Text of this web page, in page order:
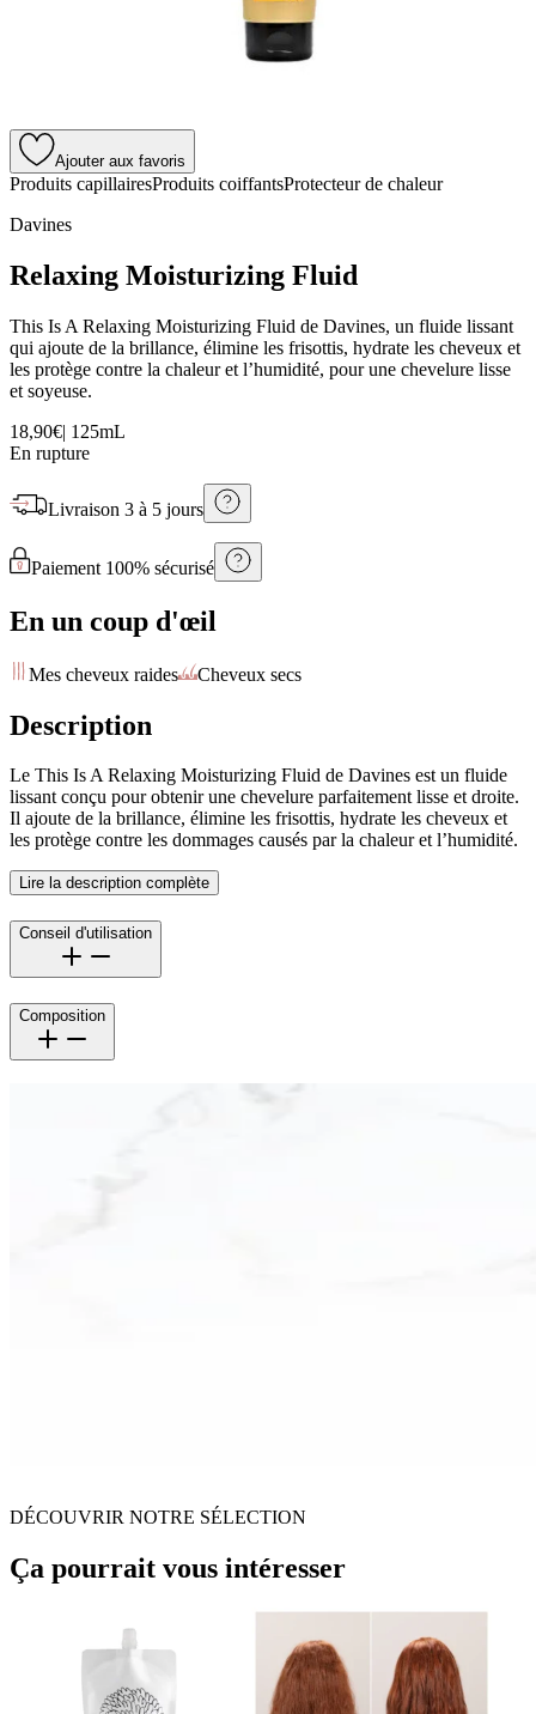
Ajouter aux favoris
Produits capillairesProduits coiffantsProtecteur de chaleur
Davines
Relaxing Moisturizing Fluid
This Is A Relaxing Moisturizing Fluid de Davines, un fluide lissant
qui ajoute de la brillance, élimine les frisottis, hydrate les cheveux et
les protège contre la chaleur et l’humidité, pour une chevelure lisse
et soyeuse.
18,90€| 125mL
En rupture
Livraison 3 à 5 jours
Paiement 100% sécurisé
En un coup d'œil
Mes cheveux raides Cheveux secs
Description
Le This Is A Relaxing Moisturizing Fluid de Davines est un fluide
lissant conçu pour obtenir une chevelure parfaitement lisse et droite.
Il ajoute de la brillance, élimine les frisottis, hydrate les cheveux et
les protège contre les dommages causés par la chaleur et l’humidité.
Lire la description complète
Conseil d'utilisation
Composition
DÉCOUVRIR NOTRE SÉLECTION
Ça pourrait vous intéresser